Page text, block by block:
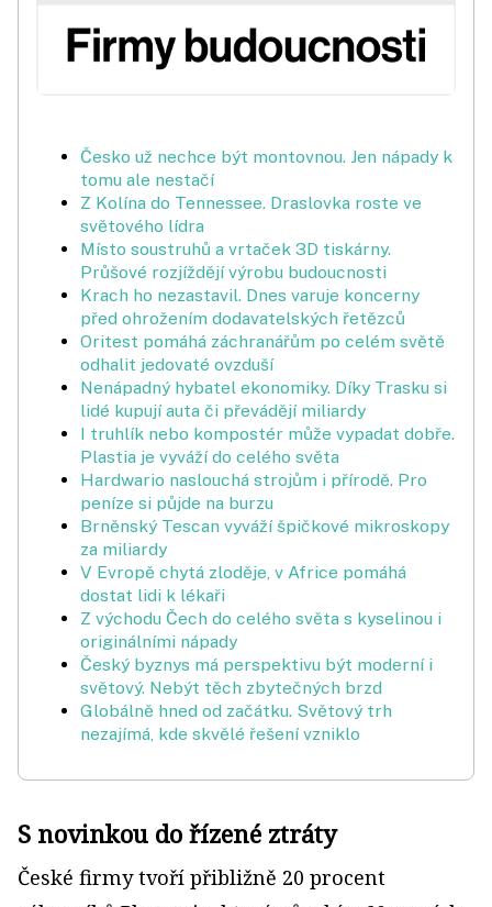
Česko už nechce být montovnou. Jen nápady k
tomu ale nestačí
Z Kolína do Tennessee. Draslovka roste ve
světového lídra
Místo soustruhů a vrtaček 3D tiskárny.
Průšové rozjíždějí výrobu budoucnosti
Krach ho nezastavil. Dnes varuje koncerny
před ohrožením dodavatelských řetězců
Oritest pomáhá záchranářům po celém světě
odhalit jedovaté ovzduší
Nenápadný hybatel ekonomiky. Díky Trasku si
lidé kupují auta či převádějí miliardy
I truhlík nebo kompostér může vypadat dobře.
Plastia je vyváží do celého světa
Hardwario naslouchá strojům i přírodě. Pro
peníze si půjde na burzu
Brněnský Tescan vyváží špičkové mikroskopy
za miliardy
V Evropě chytá zloděje, v Africe pomáhá
dostat lidi k lékaři
Z východu Čech do celého světa s kyselinou i
originálními nápady
Český byznys má perspektivu být moderní i
světový. Nebýt těch zbytečných brzd
Globálně hned od začátku. Světový trh
nezajímá, kde skvělé řešení vzniklo
S novinkou do řízené ztráty
České firmy tvoří přibližně 20 procent